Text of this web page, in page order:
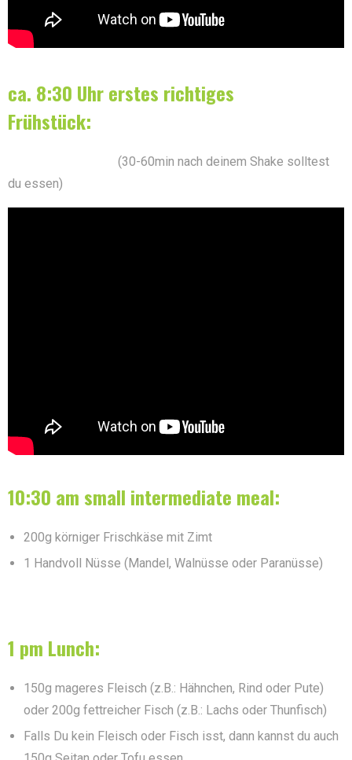
ca. 8:30 Uhr erstes richtiges
Frühstück:
(30-60min nach deinem Shake solltest
du essen)
10:30 am small intermediate meal:
200g körniger Frischkäse mit Zimt
1 Handvoll Nüsse (Mandel, Walnüsse oder Paranüsse)
1 pm Lunch:
150g mageres Fleisch (z.B.: Hähnchen, Rind oder Pute)
oder 200g fettreicher Fisch (z.B.: Lachs oder Thunfisch)
Falls Du kein Fleisch oder Fisch isst, dann kannst du auch